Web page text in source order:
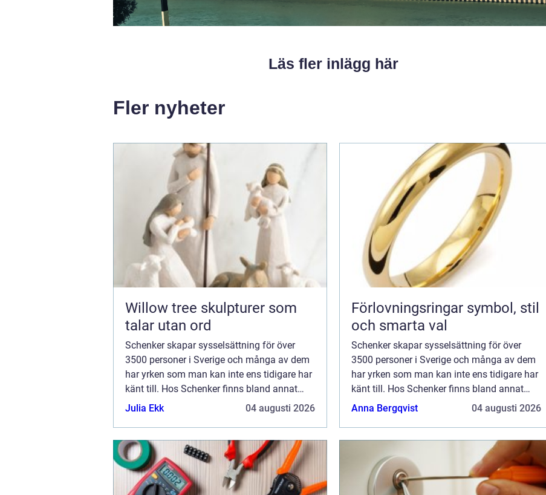
Läs fler inlägg här
Fler nyheter
Willow tree skulpturer som
talar utan ord
Schenker skapar sysselsättning för över
3500 personer i Sverige och många av dem
har yrken som man kan inte ens tidigare har
känt till. Hos Schenker finns bland annat
Schenker Dedicated Services AB (förkortas
Julia Ekk 04 augusti 2026
Förlovningsringar symbol, stil
och smarta val
Schenker skapar sysselsättning för över
3500 personer i Sverige och många av dem
har yrken som man kan inte ens tidigare har
känt till. Hos Schenker finns bland annat
Schenker Dedicated Services AB (förkortas
Anna Bergqvist 04 augusti 2026